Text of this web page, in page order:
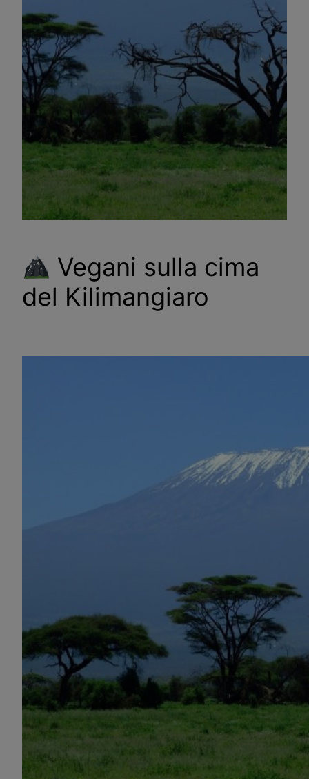
Vegani sulla cima
del Kilimangiaro